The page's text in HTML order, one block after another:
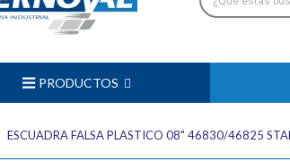
PRODUCTOS
ESCUADRA FALSA PLASTICO 08" 46830/46825